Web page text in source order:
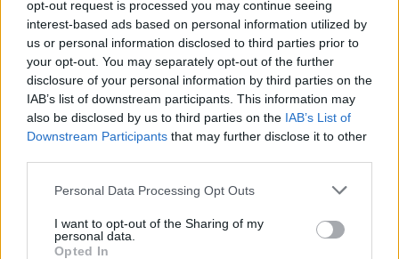
opt-out request is processed you may continue seeing
interest-based ads based on personal information utilized by
us or personal information disclosed to third parties prior to
your opt-out. You may separately opt-out of the further
disclosure of your personal information by third parties on the
IAB’s list of downstream participants. This information may
also be disclosed by us to third parties on the IAB’s List of
Downstream Participants that may further disclose it to other
Personal Data Processing Opt Outs
I want to opt-out of the Sharing of my
personal data.
Opted In
την εφαρμογή της μηνιαίας χρέωσης για το myAlpha
Benefit Base για όσους πελάτες είχαν λάβει την
έγγραφη ενημέρωση που αποτέλεσε αντικείμενο της
δίκης.